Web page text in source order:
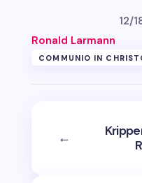
Ronald Larmann
12/
COMMUNIO IN
←